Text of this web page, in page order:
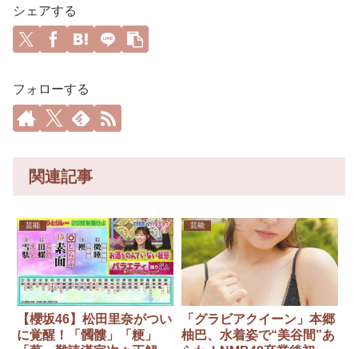
シェアする
フォローする
関連記事
芸能
【櫻坂46】松田里奈がつい
に覚醒！「髑髏」「粳」
芸能
「グラビアクイーン」本郷
柚巴、水着姿で“美谷間”あ